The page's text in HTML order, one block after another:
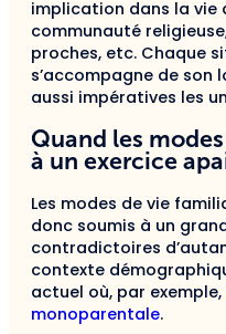
implication dans la vie
communauté
proches, etc. Chaque
s’accompagne de
aussi impératives les
Quand les
à un exercice
Les modes de vie
donc soumis à un
contradictoires
contexte
actuel où, par exemple,
monoparentale.